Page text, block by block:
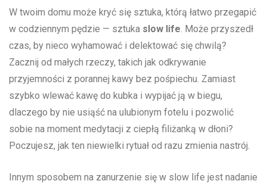
W twoim domu ​może kryć się sztuka, którą łatwo‌ przegapić
⁤w codziennym ‌pędzie — sztuka slow life. Może przyszedł
czas, by nieco wyhamować i delektować się chwilą?
Zacznij od małych rzeczy, takich jak odkrywanie
przyjemności z porannej kawy bez pośpiechu. Zamiast
szybko wlewać ​kawę do kubka i wypijać ją w biegu,
dlaczego by ​nie usiąść na ulubionym fotelu i pozwolić
sobie na moment medytacji ‌z ​ciepłą filiżanką w dłoni?
Poczujesz, ‍jak ten niewielki rytuał⁤ od razu zmienia nastrój.
Innym sposobem na zanurzenie się w slow life jest ⁣nadanie